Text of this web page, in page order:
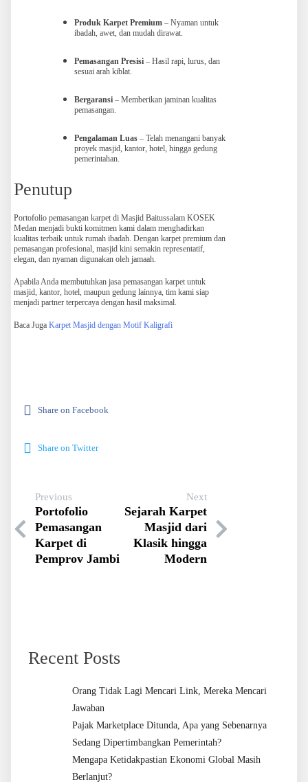
Produk Karpet Premium – Nyaman untuk
ibadah, awet, dan mudah dirawat.
Pemasangan Presisi – Hasil rapi, lurus, dan
sesuai arah kiblat.
Bergaransi – Memberikan jaminan kualitas
pemasangan.
Pengalaman Luas – Telah menangani banyak
proyek masjid, kantor, hotel, hingga gedung
pemerintahan.
Penutup
Portofolio pemasangan karpet di Masjid Baitussalam KOSEK
Medan menjadi bukti komitmen kami dalam menghadirkan
kualitas terbaik untuk rumah ibadah. Dengan karpet premium dan
pemasangan profesional, masjid kini semakin representatif,
elegan, dan nyaman digunakan oleh jamaah.
Apabila Anda membutuhkan jasa pemasangan karpet untuk
masjid, kantor, hotel, maupun gedung lainnya, tim kami siap
menjadi partner terpercaya dengan hasil maksimal.
Baca Juga Karpet Masjid dengan Motif Kaligrafi
Share on Facebook
Share on Twitter
Previous
Portofolio
Pemasangan
Karpet di
Pemprov Jambi
Next
Sejarah Karpet
Masjid dari
Klasik hingga
Modern
Recent Posts
Orang Tidak Lagi Mencari Link, Mereka Mencari
Jawaban
Pajak Marketplace Ditunda, Apa yang Sebenarnya
Sedang Dipertimbangkan Pemerintah?
Mengapa Ketidakpastian Ekonomi Global Masih
Berlanjut?